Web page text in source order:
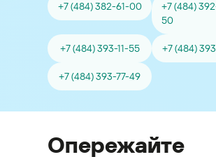
+7 (484) 382-61-00
+7 (484)
50
+7 (484) 393-11-55 +7 (484)
+7 (484) 393-77-49
Опережайте